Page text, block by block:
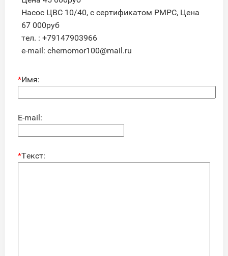
Насос ЦВС 10/40, с сертификатом РМРС, Цена
67 000руб
тел. : +79147903966
e-mail: chernomor100@mail.ru
*Имя:
E-mail:
*Текст: